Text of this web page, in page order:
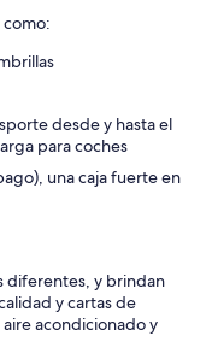
desde y hasta el
para coches
una caja fuerte en
diferentes, y brindan
y cartas de
acondicionado y